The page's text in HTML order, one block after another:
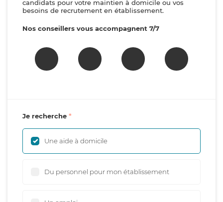
candidats pour votre maintien à domicile ou vos
besoins de recrutement en établissement.
Nos conseillers vous accompagnent 7/7
Je recherche
Une aide à domicile
Du personnel pour mon établissement